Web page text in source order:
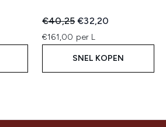
Price:
Recommended Retail Price:
€40,25Huidige prijs:
€32,20
€161,00 per L
SNEL KOPEN